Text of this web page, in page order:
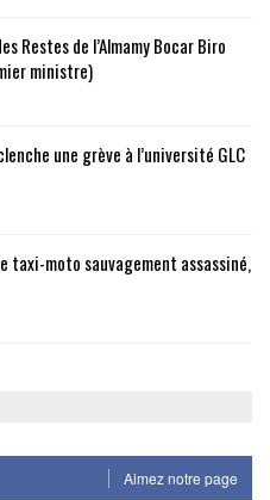
Restes de l’Almamy Bocar Biro
ministre)
une grève à l’université GLC
taxi-moto sauvagement assassiné,
Aimez notre page